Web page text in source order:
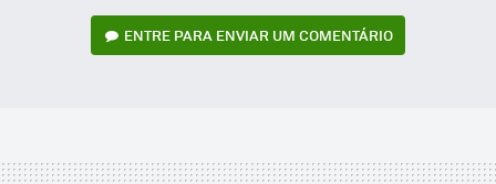
ENTRE PARA ENVIAR UM COMENTÁRIO